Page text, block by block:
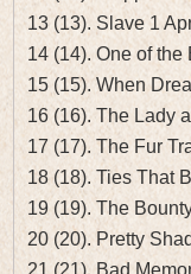
13 (13). Slave 1
14 (14). One of the
15 (15). When
16 (16). The Lady
17 (17). The Fur
18 (18). Ties That
19 (19). The
20 (20). Pretty
21 (21). Bad